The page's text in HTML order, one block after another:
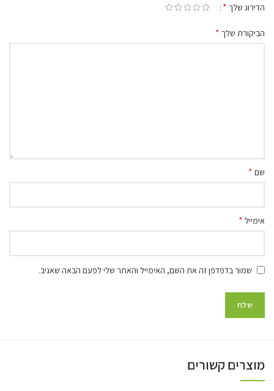
הדירוג שלך *
הביקורת שלך *
שם *
אימייל *
שמור בדפדפן זה את השם, האימייל והאתר שלי לפעם הבאה שאגיב.
מוצרים קשורים